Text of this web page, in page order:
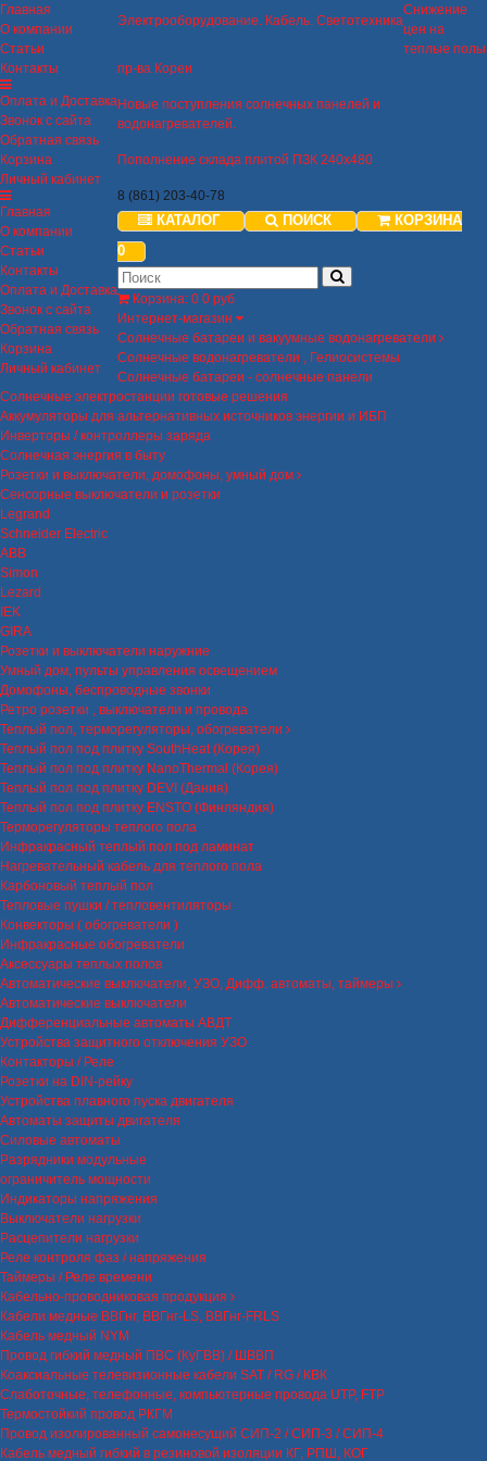
Главная
О компании
Статьи
Контакты
Оплата и Доставка
Звонок с сайта
Обратная связь
Корзина
Личный кабинет
Главная
О компании
Статьи
Контакты
Оплата и Доставка
Звонок с сайта
Обратная связь
Корзина
Личный кабинет
Электрооборудование. Кабель. Светотехника
Снижение
цен на
теплые полы
пр-ва Кореи
Новые поступления солнечных панелей и
водонагревателей.
Пополнение склада плитой ПЗК 240х480
8 (861) 203-40-78
КАТАЛОГ ПОИСК
КОРЗИНА
0
Корзина: 0 0 руб
Интернет-магазин
Солнечные батареи и вакуумные водонагреватели
Солнечные водонагреватели , Гелиосистемы
Солнечные батареи - солнечные панели
Солнечные электростанции готовые решения
Аккумуляторы для альтернативных источников энергии и ИБП
Инверторы / контроллеры заряда
Солнечная энергия в быту
Розетки и выключатели, домофоны, умный дом
Сенсорные выключатели и розетки
Legrand
Schneider Electric
ABB
Simon
Lezard
IEK
GIRA
Розетки и выключатели наружние
Умный дом, пульты управления освещением
Домофоны, беспроводные звонки
Ретро розетки , выключатели и провода
Теплый пол, терморегуляторы, обогреватели
Теплый пол под плитку SouthHeat (Корея)
Теплый пол под плитку NanoThermal (Корея)
Теплый пол под плитку DEVI (Дания)
Теплый пол под плитку ENSTO (Финляндия)
Терморегуляторы теплого пола
Инфракрасный теплый пол под ламинат
Нагревательный кабель для теплого пола
Карбоновый теплый пол
Тепловые пушки / тепловентиляторы
Конвекторы ( обогреватели )
Инфракрасные обогреватели
Аксессуары теплых полов
Автоматические выключатели, УЗО, Дифф. автоматы, таймеры
Автоматические выключатели
Дифференциальные автоматы АВДТ
Устройства защитного отключения УЗО
Контакторы / Реле
Розетки на DIN-рейку
Устройства плавного пуска двигателя
Автоматы защиты двигателя
Силовые автоматы
Разрядники модульные
ограничитель мощности
Индикаторы напряжения
Выключатели нагрузки
Расцепители нагрузки
Реле контроля фаз / напряжения
Таймеры / Реле времени
Кабельно-проводниковая продукция
Кабели медные ВВГнг, ВВГнг-LS, ВВГнг-FRLS
Кабель медный NYM
Провод гибкий медный ПВС (КуГВВ) / ШВВП
Коаксиальные телевизионные кабели SAT / RG / КВК
Слаботочные, телефонные, компьютерные провода UTP, FTP
Термостойкий провод РКГМ
Провод изолированный самонесущий СИП-2 / СИП-3 / СИП-4
Кабель медный гибкий в резиновой изоляции КГ, РПШ, КОГ